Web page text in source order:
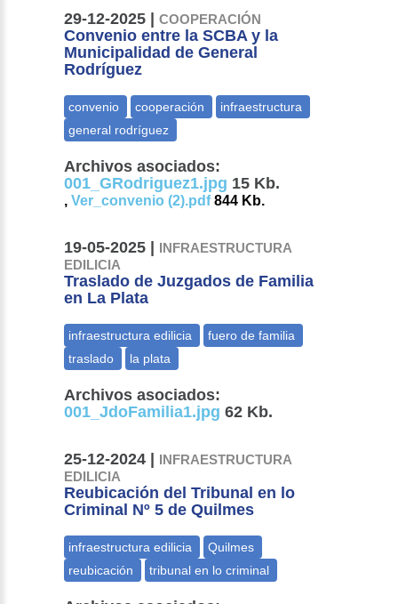
29-12-2025 |COOPERACIÓN
Convenio entre la SCBA y la
Municipalidad de General
Rodríguez
Archivos asociados:
001_GRodriguez1.jpg 15 Kb.
,Ver_convenio (2).pdf844 Kb.
19-05-2025 |
INFRAESTRUCTURA
EDILICIA
Traslado de Juzgados de Familia
en La Plata
Archivos asociados:
001_JdoFamilia1.jpg 62 Kb.
25-12-2024 |
INFRAESTRUCTURA
EDILICIA
Reubicación del Tribunal en lo
Criminal Nº 5 de Quilmes